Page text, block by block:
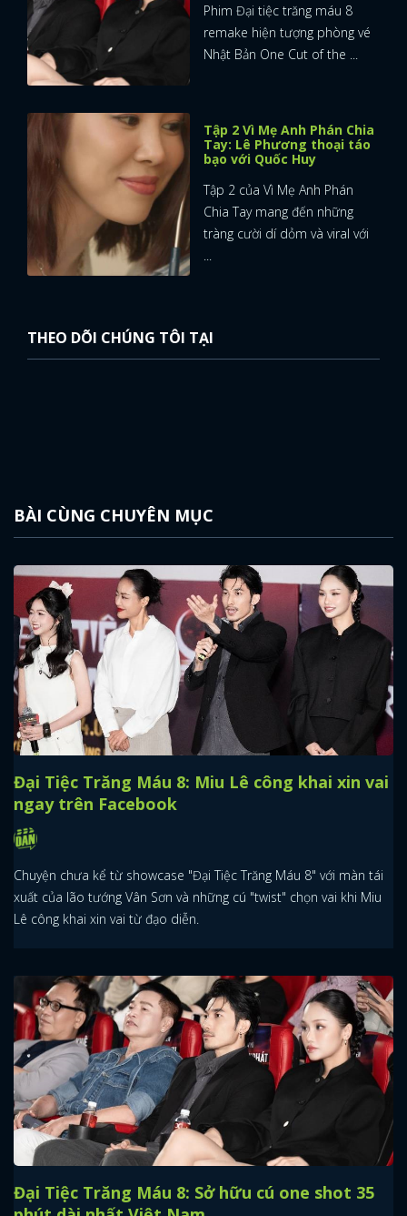
Phim Đại tiệc trăng máu 8
remake hiện tượng phòng vé
Nhật Bản One Cut of the ...
Tập 2 Vì Mẹ Anh Phán Chia
Tay: Lê Phương thoại táo
bạo với Quốc Huy
Tập 2 của Vì Mẹ Anh Phán
Chia Tay mang đến những
tràng cười dí dỏm và viral với
THEO DÕI CHÚNG TÔI TẠI
BÀI CÙNG CHUYÊN MỤC
Đại Tiệc Trăng Máu 8: Miu Lê công khai xin vai
ngay trên Facebook
Chuyện chưa kể từ showcase "Đại Tiệc Trăng Máu 8" với màn tái
xuất của lão tướng Vân Sơn và những cú "twist" chọn vai khi Miu
Lê công khai xin vai từ đạo diễn.
Đại Tiệc Trăng Máu 8: Sở hữu cú one shot 35